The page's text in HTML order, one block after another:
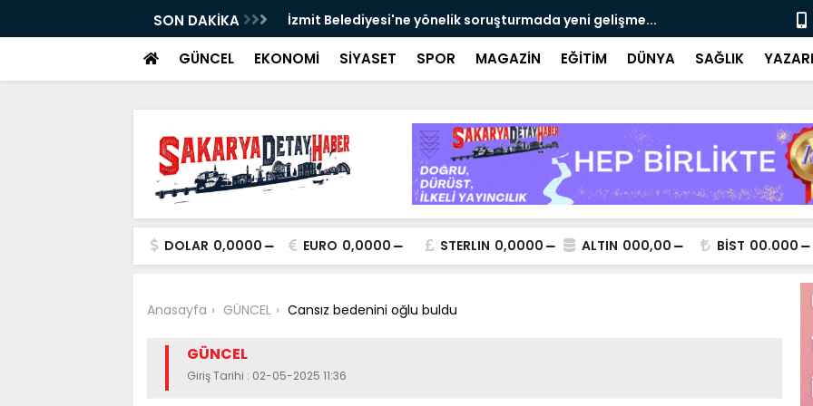
SON DAKİKA İzmit Belediyesi'ne yönelik soruşturmada yeni gelişme... Çalışma,
GÜNCEL EKONOMİ SİYASET SPOR MAGAZİN EĞİTİM DÜNYA SAĞLIK
DOLAR 0,0000 EURO 0,0000 STERLIN 0,0000 ALTIN 000,00 BİST 00.000
Anasayfa GÜNCEL Cansız bedenini oğlu buldu
GÜNCEL
Giriş Tarihi : 02-05-2025 11:36